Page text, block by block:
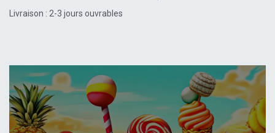
Livraison : 2-3 jours ouvrables